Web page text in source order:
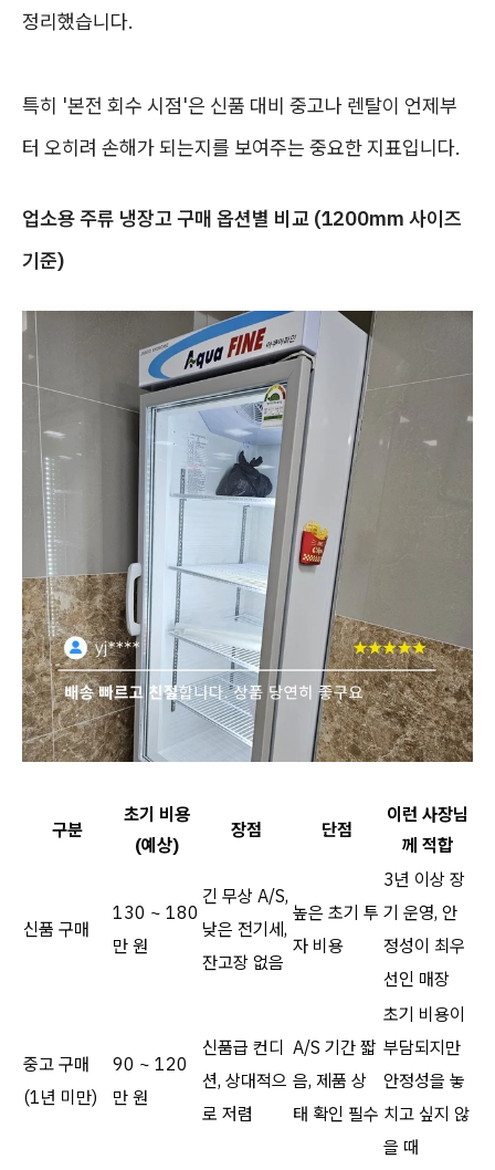
정리했습니다.
특히 '본전 회수 시점'은 신품 대비 중고나 렌탈이 언제부
터 오히려 손해가 되는지를 보여주는 중요한 지표입니다.
업소용 주류 냉장고 구매 옵션별 비교 (1200mm 사이즈
기준)
구분
초기 비용
(예상)
장점 단점
이런 사장님
께 적합
신품 구매
130 ~ 180
만 원
긴 무상 A/S,
낮은 전기세,
잔고장 없음
높은 초기 투
자 비용
3년 이상 장
기 운영, 안
정성이 최우
선인 매장
중고 구매
(1년 미만)
90 ~ 120
만 원
신품급 컨디
션, 상대적으
로 저렴
A/S 기간 짧
음, 제품 상
태 확인 필수
초기 비용이
부담되지만
안정성을 놓
치고 싶지 않
을 때